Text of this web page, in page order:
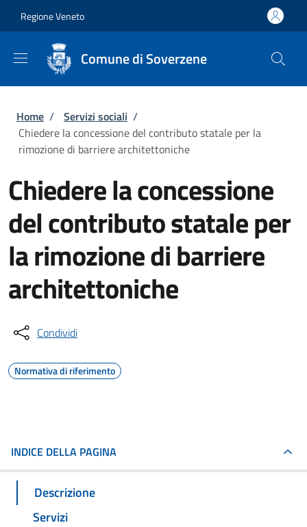
Regione Veneto
Comune di Soverzene
Briciole di pane
Home / Servizi sociali /
Chiedere la concessione del contributo statale per la
rimozione di barriere architettoniche
Chiedere la concessione
del contributo statale per
la rimozione di barriere
architettoniche
Condividi
Normativa di riferimento
INDICE DELLA PAGINA
Descrizione
Servizi